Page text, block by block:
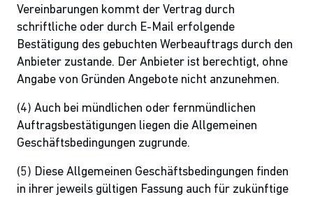
Vereinbarungen kommt der Vertrag durch
schriftliche oder durch E-Mail erfolgende
Bestätigung des gebuchten Werbeauftrags durch den
Anbieter zustande. Der Anbieter ist berechtigt, ohne
Angabe von Gründen Angebote nicht anzunehmen.
(4) Auch bei mündlichen oder fernmündlichen
Auftragsbestätigungen liegen die Allgemeinen
Geschäftsbedingungen zugrunde.
(5) Diese Allgemeinen Geschäftsbedingungen finden
in ihrer jeweils gültigen Fassung auch für zukünftige